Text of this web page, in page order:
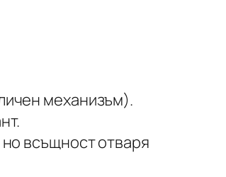
механизъм).
всъщност отваря